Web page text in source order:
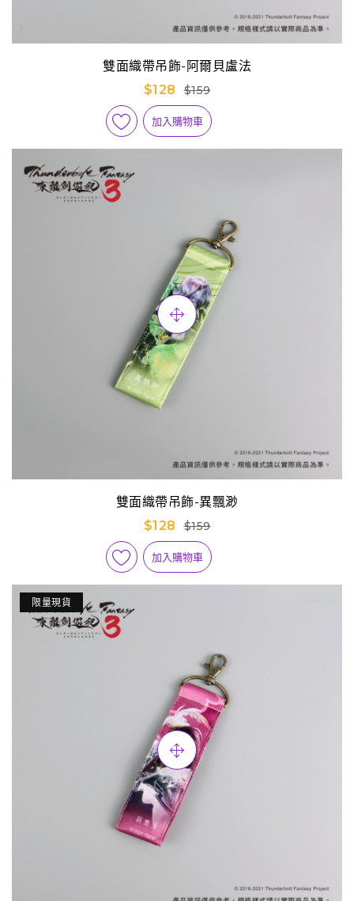
雙面織帶吊飾-阿爾貝盧法
$128
$159
加入購物車
雙面織帶吊飾-異飄渺
$128
$159
加入購物車
限量現貨